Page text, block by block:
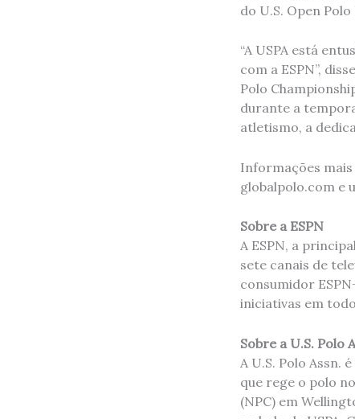
do U.S. Open
“A USPA está
com a ESPN”,
Polo
durante a
atletismo, a
Informações
globalpolo.com e
Sobre a ESPN
A ESPN, a
sete canais de
consumidor
iniciativas em
Sobre a U.S. Polo
A U.S. Polo Assn.
que rege o polo
(NPC) em